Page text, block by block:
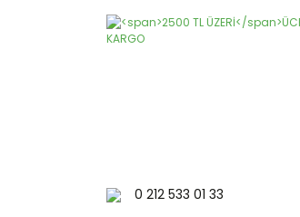
Ürün resmi kalitesiz, bozuk
0 212 533 01 33